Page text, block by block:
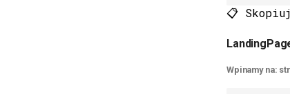
📋
Wpinamy na: